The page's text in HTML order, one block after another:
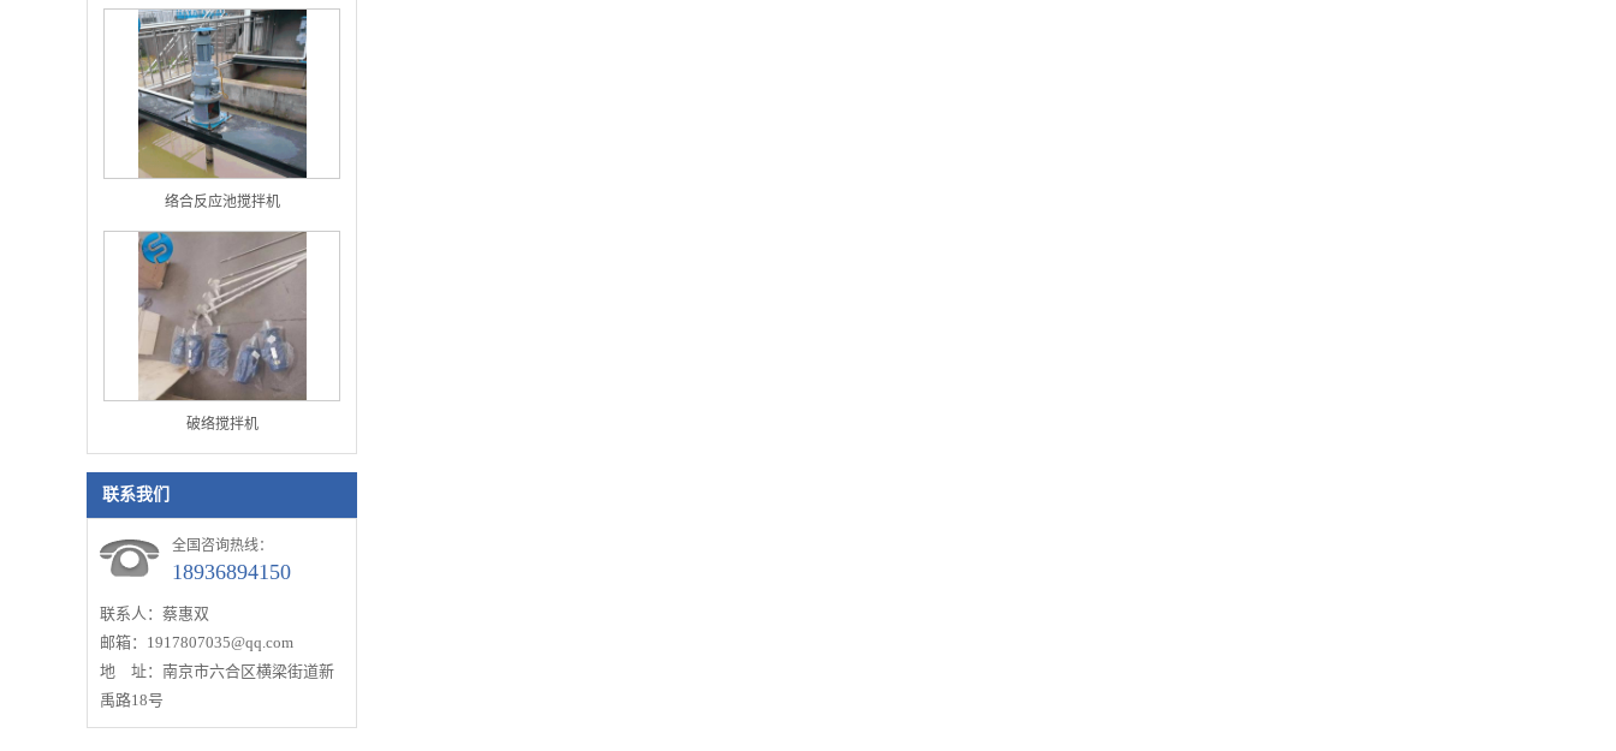
络合反应池搅拌机
破络搅拌机
联系我们
全国咨询热线：
18936894150
联系人：蔡惠双
邮箱：1917807035@qq.com
地 址：南京市六合区横梁街道新
禹路18号